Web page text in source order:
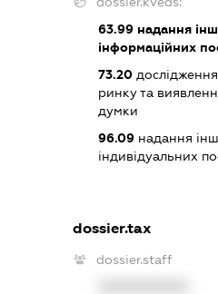
63.99надання
інформаційних
73.20
ринку та
думки
96.09надання
індивідуальних
dossier.tax
dossier.staff